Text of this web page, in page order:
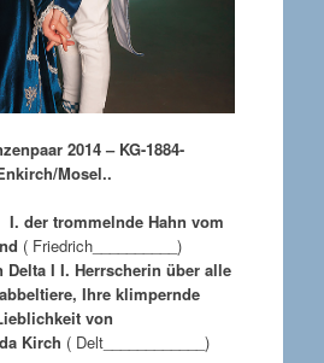
2014 – KG-1884-
Mosel..
der trommelnde Hahn vom
( Friedrich__________)
Delta I I. Herrscherin über alle
Ihre klimpernde
von
Kirch ( Delt____________)